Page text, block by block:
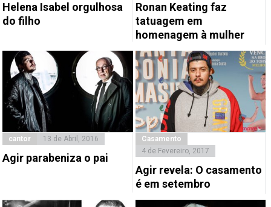
Helena Isabel orgulhosa
do filho
Ronan Keating faz
tatuagem em
homenagem à mulher
cantor 13 de Abril, 2016
Agir parabeniza o pai
Casamento
4 de Fevereiro, 2017
Agir revela: O casamento
é em setembro